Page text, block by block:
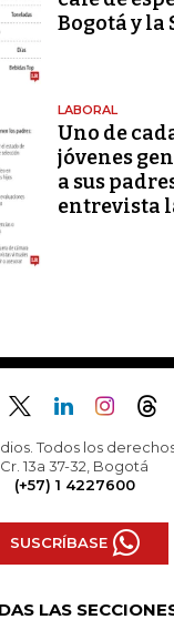
Bogotá y la
LABORAL
Uno de
jóvenes
a sus
entrevista
Todos los
Cr. 13a 37-32, Bogotá
(+57) 1 4227600
SUSCRÍBASE
LAS